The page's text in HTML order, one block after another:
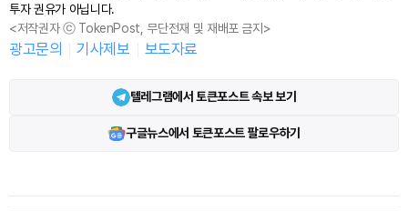
투자 권유가 아닙니다.
<저작권자 ⓒ TokenPost, 무단전재 및 재배포 금지>
광고문의 기사제보 보도자료
텔레그램에서 토큰포스트 속보 보기
구글뉴스에서 토큰포스트 팔로우하기